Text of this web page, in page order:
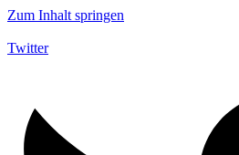
Zum Inhalt springen
Twitter